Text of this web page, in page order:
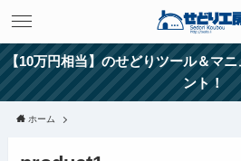
【10万円相当】のせどりツール＆マ
ント！
ホーム